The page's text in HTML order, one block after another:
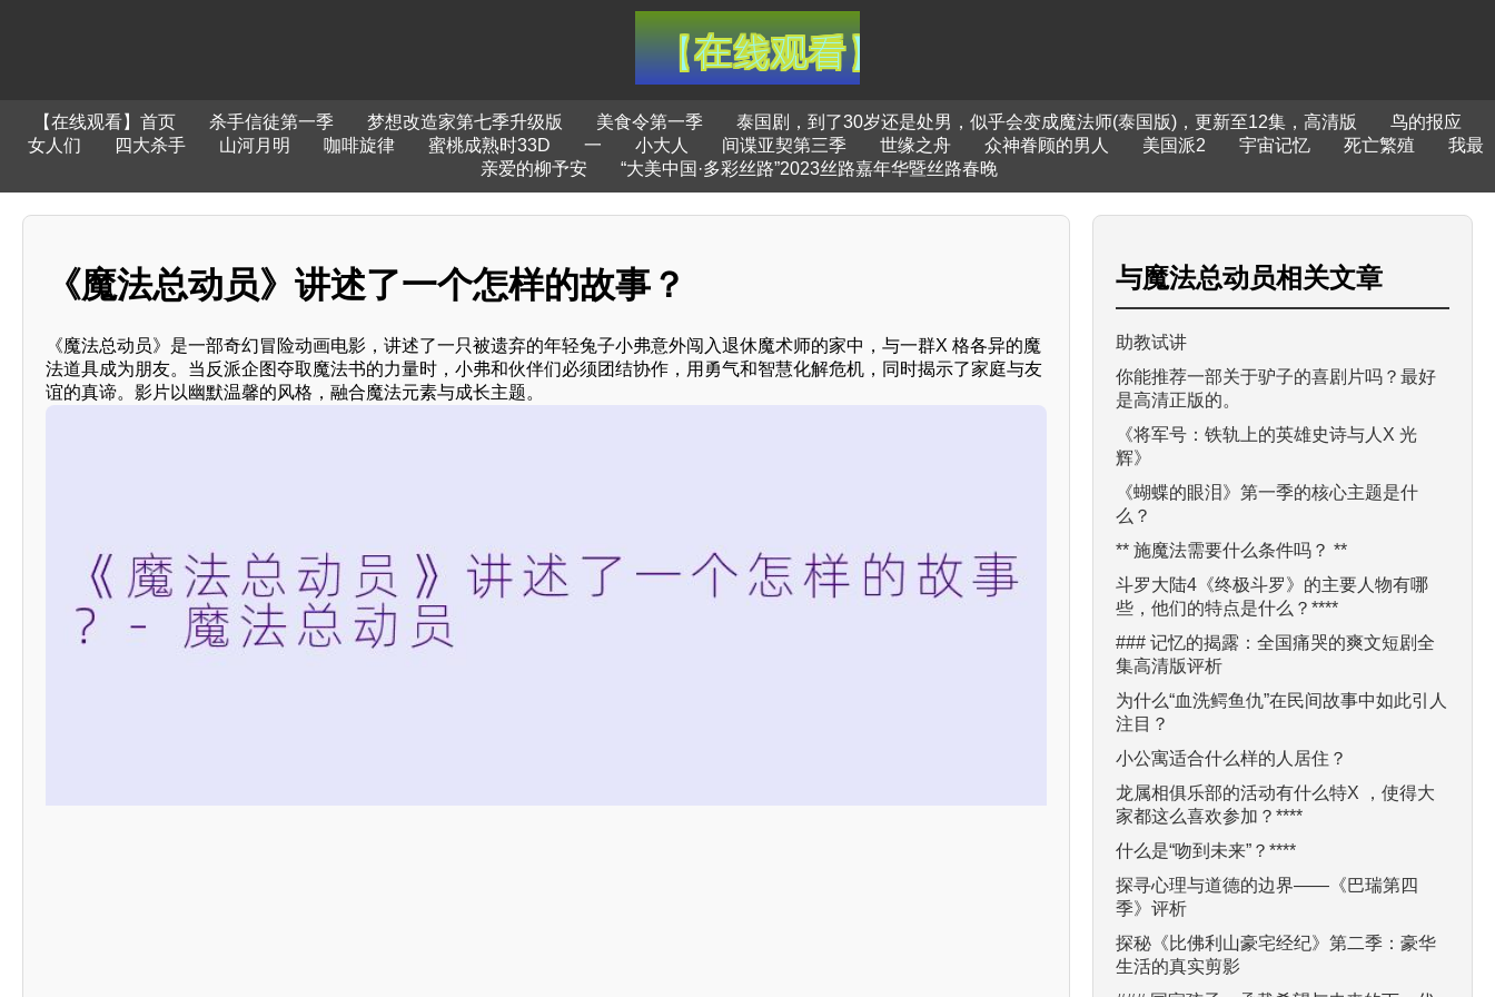
【在线观看】首页 杀手信徒第一季 梦想改造家第七季升级版 美食令第一季 泰国剧，到了30岁还是处男，似乎会变成魔法师(泰国版)，更新至12集，高清版
鸟的报应
女人们
四大杀手 山河月明 咖啡旋律 蜜桃成熟时33D 一 小大人 间谍亚契第三季 世缘之舟 众神眷顾的男人 美国派2 宇宙记忆 死亡繁殖
我最
亲爱的柳予安
“大美中国·多彩丝路”2023丝路嘉年华暨丝路春晚
《魔法总动员》讲述了一个怎样的故事？
《魔法总动员》是一部奇幻冒险动画电影，讲述了一只被遗弃的年轻兔子小弗意外闯入退休魔术师的家中，与一群X 格各异的魔
法道具成为朋友。当反派企图夺取魔法书的力量时，小弗和伙伴们必须团结协作，用勇气和智慧化解危机，同时揭示了家庭与友
谊的真谛。影片以幽默温馨的风格，融合魔法元素与成长主题。
与魔法总动员相关文章
助教试讲
你能推荐一部关于驴子的喜剧片吗？最好
是高清正版的。
《将军号：铁轨上的英雄史诗与人X 光
辉》
《蝴蝶的眼泪》第一季的核心主题是什
么？
** 施魔法需要什么条件吗？ **
斗罗大陆4《终极斗罗》的主要人物有哪
些，他们的特点是什么？****
### 记忆的揭露：全国痛哭的爽文短剧全
集高清版评析
为什么“血洗鳄鱼仇”在民间故事中如此引人
注目？
小公寓适合什么样的人居住？
龙属相俱乐部的活动有什么特X ，使得大
家都这么喜欢参加？****
什么是“吻到未来”？****
探寻心理与道德的边界——《巴瑞第四
季》评析
探秘《比佛利山豪宅经纪》第二季：豪华
生活的真实剪影